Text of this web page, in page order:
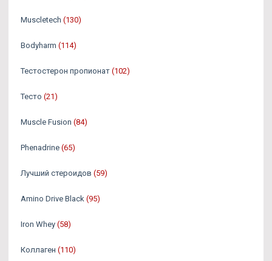
Muscletech (130)
Bodyharm (114)
Тестостерон пропионат (102)
Тесто (21)
Muscle Fusion (84)
Phenadrine (65)
Лучший стероидов (59)
Amino Drive Black (95)
Iron Whey (58)
Коллаген (110)